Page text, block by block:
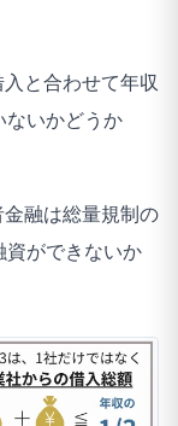
と合わせて年収
ないかどうか
融は総量規制の
資ができないか